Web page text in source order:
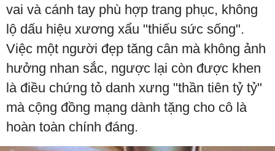
vai và cánh tay phù hợp trang phục, không
lộ dấu hiệu xương xẩu "thiếu sức sống".
Việc một người đẹp tăng cân mà không ảnh
hưởng nhan sắc, ngược lại còn được khen
là điều chứng tỏ danh xưng "thần tiên tỷ tỷ"
mà cộng đồng mạng dành tặng cho cô là
hoàn toàn chính đáng.